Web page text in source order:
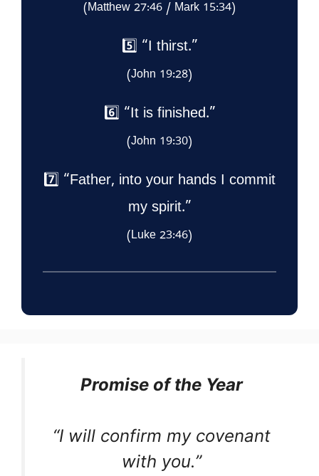
(Matthew 27:46 / Mark 15:34)
5️⃣ “I thirst.”
(John 19:28)
6️⃣ “It is finished.”
(John 19:30)
7️⃣ “Father, into your hands I commit
my spirit.”
(Luke 23:46)
Promise of the Year
“I will confirm my covenant
with you.”